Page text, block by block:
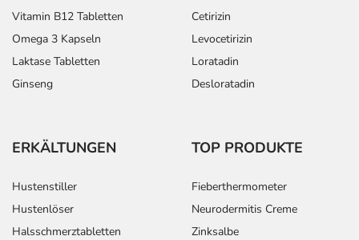
Vitamin B12 Tabletten
Omega 3 Kapseln
Laktase Tabletten
Ginseng
Cetirizin
Levocetirizin
Loratadin
Desloratadin
ERKÄLTUNGEN
Hustenstiller
Hustenlöser
Halsschmerztabletten
TOP PRODUKTE
Fieberthermometer
Neurodermitis Creme
Zinksalbe